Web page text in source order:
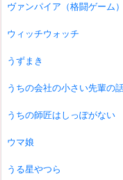
ヴァンパイア（格闘ゲーム）
ウィッチウォッチ
うずまき
うちの会社の小さい先輩の
うちの師匠はしっぽがない
ウマ娘
うる星やつら